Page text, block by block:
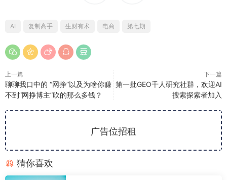
AI 复制高手 生财有术 电商 第七期
上一篇
聊聊我口中的 “网挣”以及为啥你赚
不到”网挣博主”吹的那么多钱？
下一篇
第一批GEO千人研究社群，欢迎AI
搜索探索者加入
广告位招租
猜你喜欢